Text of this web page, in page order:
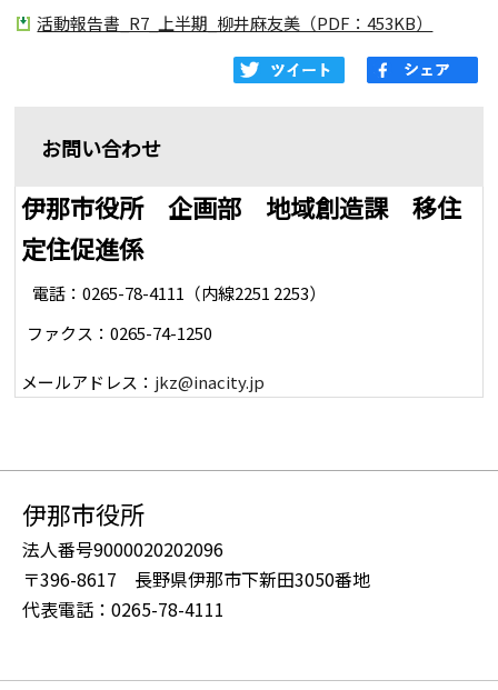
活動報告書_R7_上半期_柳井麻友美（PDF：453KB）
お問い合わせ
伊那市役所 企画部 地域創造課 移住
定住促進係
電話：0265-78-4111（内線2251 2253）
ファクス：0265-74-1250
メールアドレス： jkz@inacity.jp
伊那市役所
法人番号9000020202096
〒396-8617 長野県伊那市下新田3050番地
代表電話：0265-78-4111